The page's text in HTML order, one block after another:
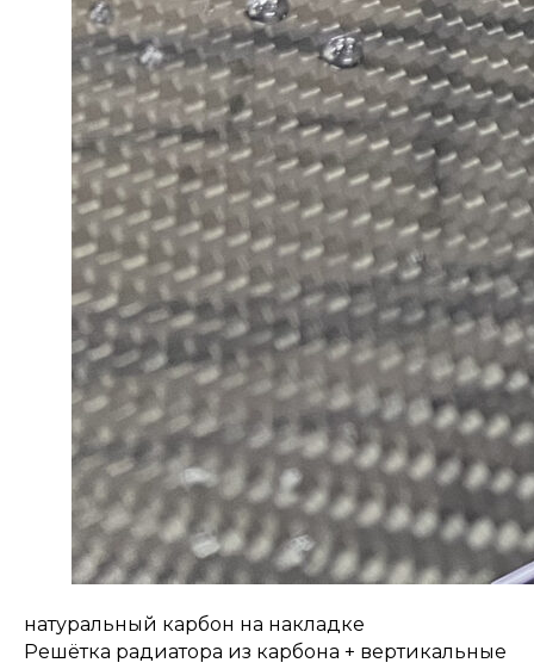
натуральный карбон на накладке
Решётка радиатора из карбона + вертикальные